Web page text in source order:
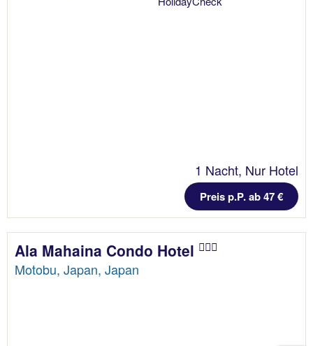
1 Nacht, Nur Hotel
Preis p.P. ab 47 €
Ala Mahaina Condo Hotel
Motobu, Japan, Japan